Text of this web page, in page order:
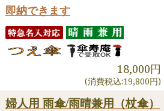
即納できます
18,000円
(消費税込:19,800円)
婦人用 雨傘/雨晴兼用（杖傘）